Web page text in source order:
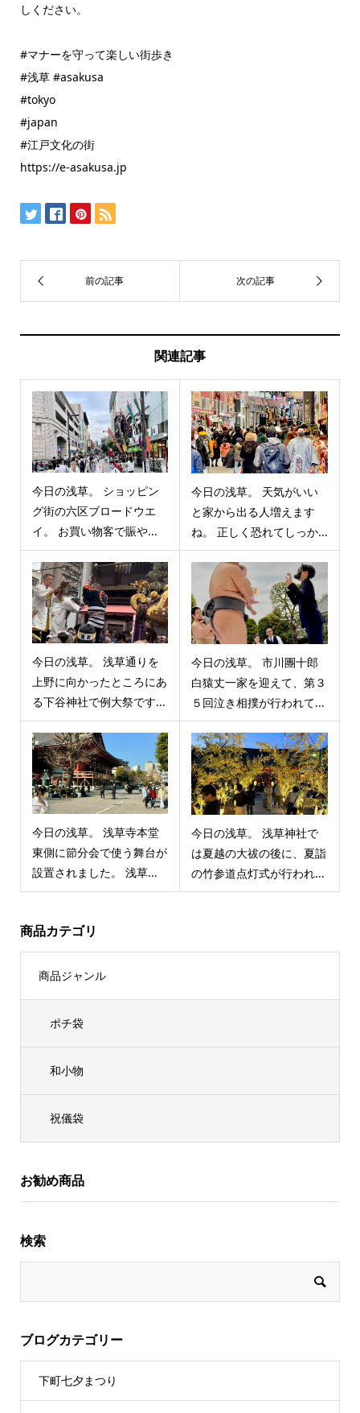
しください。
#マナーを守って楽しい街歩き
#浅草 #asakusa
#tokyo
#japan
#江戸文化の街
https://e-asakusa.jp
関連記事
今日の浅草。 ショッピン
グ街の六区ブロードウエ
イ。 お買い物客で賑や...
今日の浅草。 天気がいい
と家から出る人増えます
ね。 正しく恐れてしっか...
今日の浅草。 浅草通りを
上野に向かったところにあ
る下谷神社で例大祭です...
今日の浅草。 市川團十郎
白猿丈一家を迎えて、第３
５回泣き相撲が行われて...
今日の浅草。 浅草寺本堂
東側に節分会で使う舞台が
設置されました。 浅草...
今日の浅草。 浅草神社で
は夏越の大祓の後に、夏詣
の竹参道点灯式が行われ...
商品カテゴリ
商品ジャンル
ポチ袋
和小物
祝儀袋
お勧め商品
検索
ブログカテゴリー
下町七夕まつり